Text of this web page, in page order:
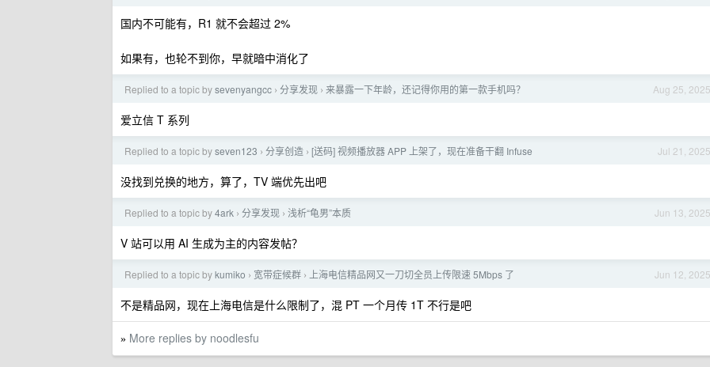
国内不可能有，R1 就不会超过 2%
如果有，也轮不到你，早就暗中消化了
Aug 25, 2025
Replied to a topic bysevenyangcc › 分享发现 › 来暴露一下年龄，还记得你用的第一款手机吗？
爱立信 T 系列
Jul 21, 2025
Replied to a topic byseven123 › 分享创造 › [送码] 视频播放器 APP 上架了，现在准备干翻 Infuse
没找到兑换的地方，算了，TV 端优先出吧
Jun 13, 2025
Replied to a topic by4ark › 分享发现 › 浅析“龟男”本质
V 站可以用 AI 生成为主的内容发帖？
Jun 12, 2025
Replied to a topic bykumiko › 宽带症候群 › 上海电信精品网又一刀切全员上传限速 5Mbps 了
不是精品网，现在上海电信是什么限制了，混 PT 一个月传 1T 不行是吧
» More replies by noodlesfu